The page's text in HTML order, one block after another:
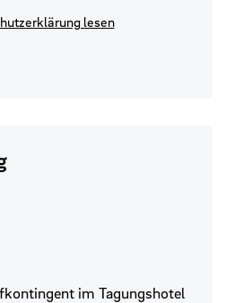
lesen
im Tagungshotel